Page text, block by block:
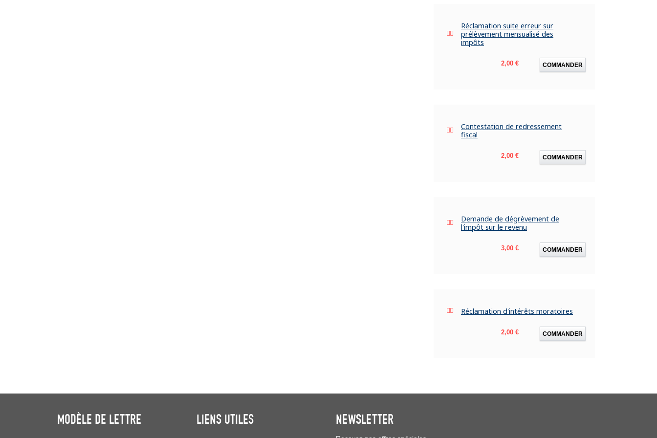
Réclamation suite erreur sur
prélèvement mensualisé des
impôts
Prix
2,00 € COMMANDER
Contestation de redressement
fiscal
Prix
2,00 € COMMANDER
Demande de dégrèvement de
l'impôt sur le revenu
Prix
3,00 € COMMANDER
Réclamation d'intérêts moratoires
Prix
2,00 € COMMANDER
MODÈLE DE LETTRE LIENS UTILES NEWSLETTER